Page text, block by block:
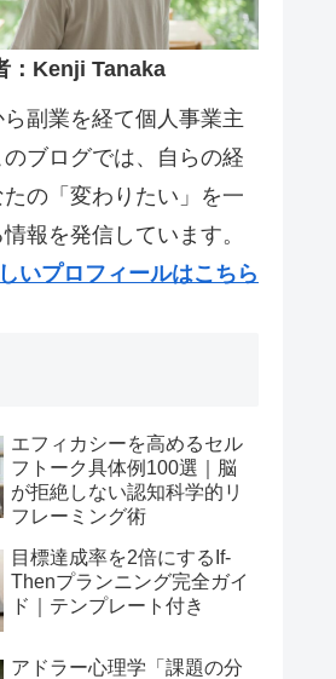
：Kenji Tanaka
副業を経て個人事業主
ブログでは、自らの経
の「変わりたい」を一
報を発信しています。
いプロフィールはこちら
エフィカシーを高めるセル
フトーク具体例100選｜脳
が拒絶しない認知科学的リ
フレーミング術
目標達成率を2倍にするIf-
Thenプランニング完全ガイ
ド｜テンプレート付き
アドラー心理学「課題の分